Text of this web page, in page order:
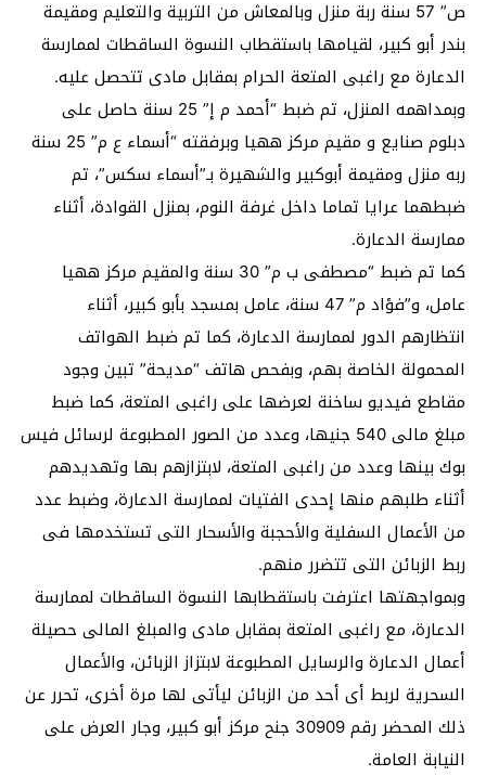
ص” 57 سنة ربة منزل وبالمعاش من التربية والتعليم ومقيمة
بندر أبو كبير، لقيامها باستقطاب النسوة الساقطات لممارسة
الدعارة مع راغبى المتعة الحرام بمقابل مادى تتحصل عليه.
وبمداهمه المنزل، تم ضبط “أحمد م إ” 25 سنة حاصل على
دبلوم صنايع و مقيم مركز ههيا وبرفقته “أسماء ع م” 25 سنة
ربه منزل ومقيمة أبوكبير والشهيرة بـ”أسماء سكس”، تم
ضبطهما عرايا تماما داخل غرفة النوم، بمنزل القوادة، أثناء
ممارسة الدعارة.
كما تم ضبط “مصطفى ب م” 30 سنة والمقيم مركز ههيا
عامل، و”فؤاد م” 47 سنة، عامل بمسجد بأبو كبير، أثناء
انتظارهم الدور لممارسة الدعارة، كما تم ضبط الهواتف
المحمولة الخاصة بهم، وبفحص هاتف “مديحة” تبين وجود
مقاطع فيديو ساخنة لعرضها على راغبى المتعة، كما ضبط
مبلغ مالى 540 جنيها، وعدد من الصور المطبوعة لرسائل فيس
بوك بينها وعدد من راغبى المتعة، لابتزازهم بها وتهديدهم
أثناء طلبهم منها إحدى الفتيات لممارسة الدعارة، وضبط عدد
من الأعمال السفلية والأحجبة والأسحار التى تستخدمها فى
ربط الزبائن التى تتضرر منهم.
وبمواجهتها اعترفت باستقطابها النسوة الساقطات لممارسة
الدعارة، مع راغبى المتعة بمقابل مادى والمبلغ المالى حصيلة
أعمال الدعارة والرسايل المطبوعة لابتزاز الزبائن، والأعمال
السحرية لربط أى أحد من الزبائن ليأتى لها مرة أخرى، تحرر عن
ذلك المحضر رقم 30909 جنح مركز أبو كبير، وجار العرض على
النيابة العامة.